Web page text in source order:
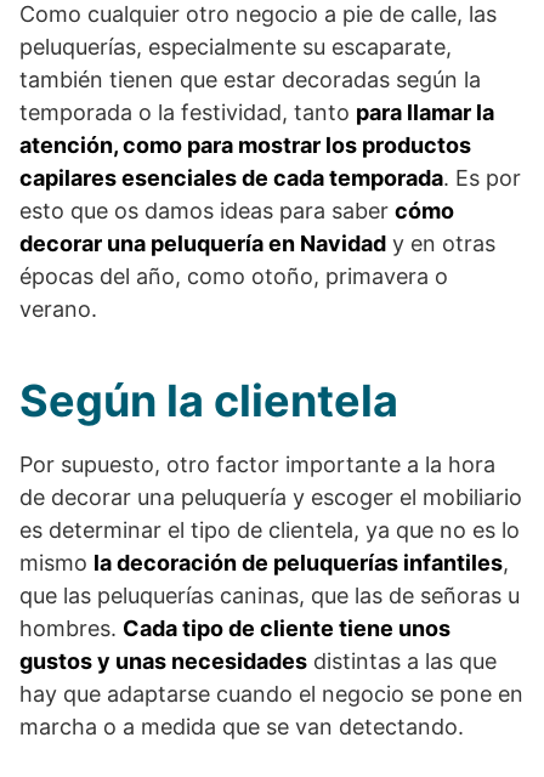
Como cualquier otro negocio a pie de calle, las
peluquerías, especialmente su escaparate,
también tienen que estar decoradas según la
temporada o la festividad, tanto para llamar la
atención, como para mostrar los productos
capilares esenciales de cada temporada. Es por
esto que os damos ideas para saber cómo
decorar una peluquería en Navidad y en otras
épocas del año, como otoño, primavera o
verano.
Según la clientela
Por supuesto, otro factor importante a la hora
de decorar una peluquería y escoger el mobiliario
es determinar el tipo de clientela, ya que no es lo
mismo la decoración de peluquerías infantiles,
que las peluquerías caninas, que las de señoras u
hombres. Cada tipo de cliente tiene unos
gustos y unas necesidades distintas a las que
hay que adaptarse cuando el negocio se pone en
marcha o a medida que se van detectando.